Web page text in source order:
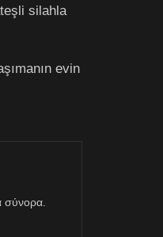
silahla
evin
σύνορα.